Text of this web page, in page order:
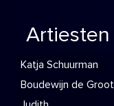
Artiesten
Katja Schuurman
Boudewijn de Groot